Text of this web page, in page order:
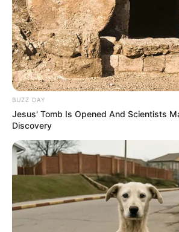
BUZZ DAY
Jesus' Tomb Is Opened And Scientists
Discovery